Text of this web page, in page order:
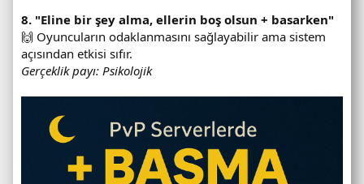
8. "Eline bir şey alma, ellerin boş olsun + basarken"
🙌 Oyuncuların odaklanmasını sağlayabilir ama sistem
açısından etkisi sıfır.
Gerçeklik payı: Psikolojik